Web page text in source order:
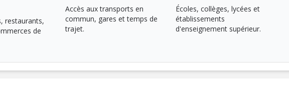
restaurants,
de
Accès aux transports en
commun, gares et temps de
trajet.
Écoles, collèges, lycées et
établissements
d'enseignement supérieur.